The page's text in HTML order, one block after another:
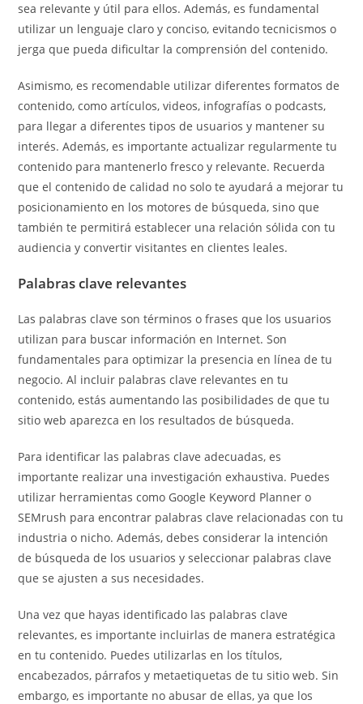
sea relevante y útil para ellos. Además, es fundamental
utilizar un lenguaje claro y conciso, evitando tecnicismos o
jerga que pueda dificultar la comprensión del contenido.
Asimismo, es recomendable utilizar diferentes formatos de
contenido, como artículos, videos, infografías o podcasts,
para llegar a diferentes tipos de usuarios y mantener su
interés. Además, es importante actualizar regularmente tu
contenido para mantenerlo fresco y relevante. Recuerda
que el contenido de calidad no solo te ayudará a mejorar tu
posicionamiento en los motores de búsqueda, sino que
también te permitirá establecer una relación sólida con tu
audiencia y convertir visitantes en clientes leales.
Palabras clave relevantes
Las palabras clave son términos o frases que los usuarios
utilizan para buscar información en Internet. Son
fundamentales para optimizar la presencia en línea de tu
negocio. Al incluir palabras clave relevantes en tu
contenido, estás aumentando las posibilidades de que tu
sitio web aparezca en los resultados de búsqueda.
Para identificar las palabras clave adecuadas, es
importante realizar una investigación exhaustiva. Puedes
utilizar herramientas como Google Keyword Planner o
SEMrush para encontrar palabras clave relacionadas con tu
industria o nicho. Además, debes considerar la intención
de búsqueda de los usuarios y seleccionar palabras clave
que se ajusten a sus necesidades.
Una vez que hayas identificado las palabras clave
relevantes, es importante incluirlas de manera estratégica
en tu contenido. Puedes utilizarlas en los títulos,
encabezados, párrafos y metaetiquetas de tu sitio web. Sin
embargo, es importante no abusar de ellas, ya que los